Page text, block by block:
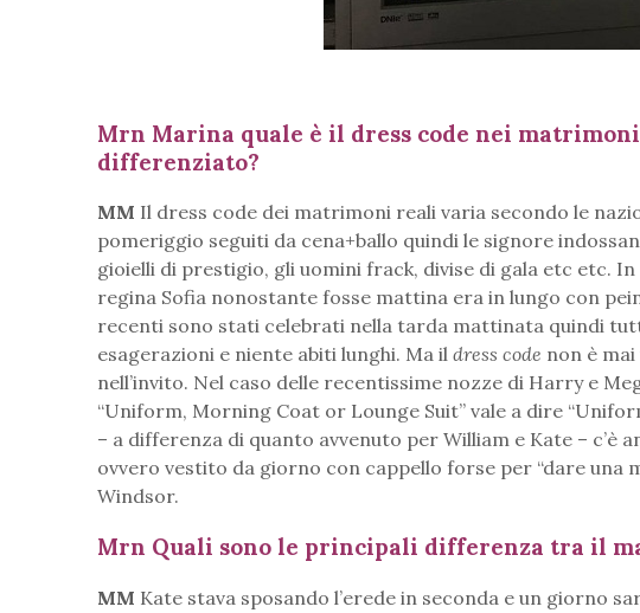
Mrn Marina quale è il dress code nei
differenziato?
MM Il dress code dei matrimoni reali varia secondo le
pomeriggio seguiti da cena+ballo quindi le signore
gioielli di prestigio, gli uomini frack, divise di gala etc etc.
regina Sofia nonostante fosse mattina era in lungo con
recenti sono stati celebrati nella tarda mattinata quindi
esagerazioni e niente abiti lunghi. Ma il dress code non è
nell’invito. Nel caso delle recentissime nozze di Harry e
“Uniform, Morning Coat or Lounge Suit” vale a dire
– a differenza di quanto avvenuto per William e Kate – c’è
ovvero vestito da giorno con cappello forse per “dare una
Windsor.
Mrn Quali sono le principali differenza tra il
MM Kate stava sposando l’erede in seconda e un giorno